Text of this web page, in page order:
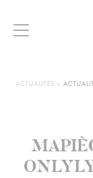
Navigation
VOUS
ACTUALITÉS >